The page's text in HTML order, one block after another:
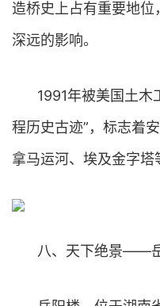
造桥史上占有重要地
深远的影响。
1991年被美国土木
程历史古迹”，标志着
拿马运河、埃及金字塔
八、天下绝景——